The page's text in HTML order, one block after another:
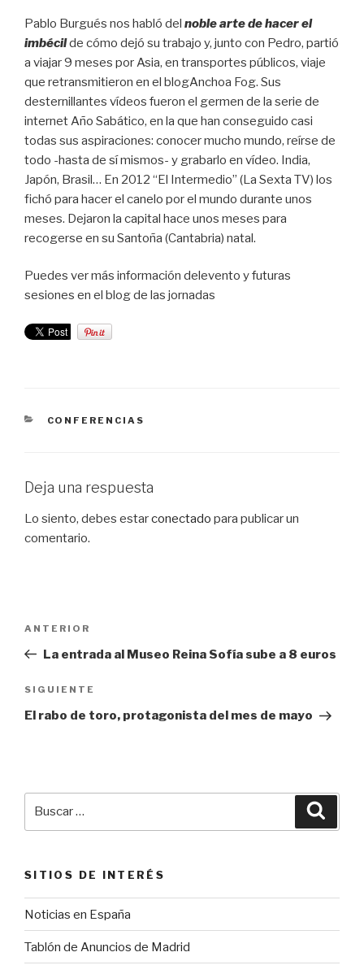
Pablo Burgués nos habló del noble arte de hacer el
imbécilde cómo dejó su trabajo y, junto con Pedro, partió
a viajar 9 meses por Asia, en transportes públicos, viaje
que retransmitieron en el blogAnchoa Fog. Sus
desternillantes vídeos fueron el germen de la serie de
internet Año Sabático, en la que han conseguido casi
todas sus aspiraciones: conocer mucho mundo, reírse de
todo -hasta de sí mismos- y grabarlo en vídeo. India,
Japón, Brasil… En 2012 “El Intermedio” (La Sexta TV) los
fichó para hacer el canelo por el mundo durante unos
meses. Dejaron la capital hace unos meses para
recogerse en su Santoña (Cantabria) natal.
Puedes ver más información delevento y futuras
sesiones en el blog de las jornadas
CATEGORÍAS
CONFERENCIAS
Deja una respuesta
Lo siento, debes estarconectado para publicar un
comentario.
entradas
Entrada
anterior:
ANTERIOR
La entrada al Museo Reina Sofía sube a 8 euros
Siguiente
entrada
SIGUIENTE
El rabo de toro, protagonista del mes de mayo
SITIOS DE INTERÉS
Noticias en España
Tablón de Anuncios de Madrid